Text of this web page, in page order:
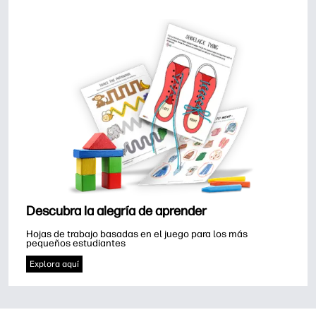
Descubra la alegría de aprender
Hojas de trabajo basadas en el juego para los más
pequeños estudiantes
Explora aquí